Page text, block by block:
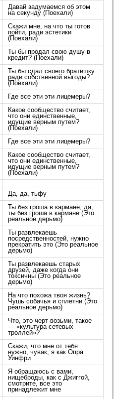
Давай задумаемся об этом
на секунду (Поехали)
Скажи мне, на что ты готов
пойти, ради эстетики
(Поехали)
Ты бы продал свою душу в
кредит? (Поехали)
Ты бы сдал своего братишку
ради собственной выгоды?
(Поехали)
Где все эти эти лицемеры?
Какое сообщество считает,
что они единственные,
идущие верным путем?
(Поехали)
Где все эти эти лицемеры?
Какое сообщество считает,
что они единственные,
идущие верным путем?
(Поехали)
Да, да, тьфу
Ты без гроша в кармане, да,
ты без гроша в кармане (Это
реальное дерьмо)
Ты развлекаешь
посредственностей, нужно
прекратить это (Это реальное
дерьмо)
Ты развлекаешь старых
друзей, даже когда они
токсичны (Это реальное
дерьмо)
На что похожа твоя жизнь?
Чушь собачья и сплетни (Это
реальное дерьмо)
Что, это черт возьми, такое
— «культура сетевых
троллей»?
Скажи, что мне от тебя
нужно, чувак, я как Опра
Уинфри
Я обращаюсь с вами,
нищеброды, как с Джиггой,
смотрите, все это
принадлежит мне